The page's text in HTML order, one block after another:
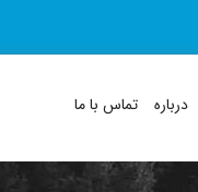
درباره تماس با ما